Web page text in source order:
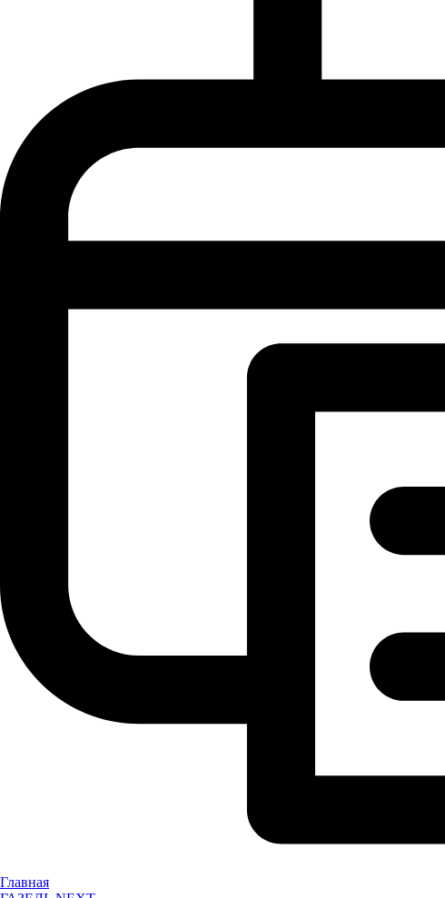
Главная